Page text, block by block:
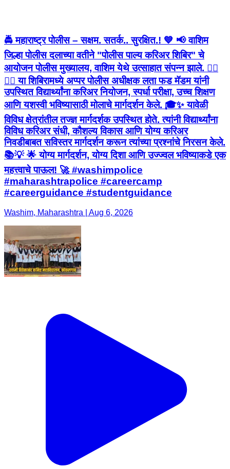
🚔 महाराष्ट्र पोलीस – सक्षम. सतर्क.. सुरक्षित.! 💙 📢 वाशिम
जिल्हा पोलीस दलाच्या वतीने "पोलीस पाल्य करिअर शिबिर" चे
आयोजन पोलीस मुख्यालय, वाशिम येथे उत्साहात संपन्न झाले. 👮‍♂️
👮‍♀️ या शिबिरामध्ये अप्पर पोलीस अधीक्षक लता फड मॅडम यांनी
उपस्थित विद्यार्थ्यांना करिअर नियोजन, स्पर्धा परीक्षा, उच्च शिक्षण
आणि यशस्वी भविष्यासाठी मोलाचे मार्गदर्शन केले. 🎓✨ यावेळी
विविध क्षेत्रांतील तज्ज्ञ मार्गदर्शक उपस्थित होते. त्यांनी विद्यार्थ्यांना
विविध करिअर संधी, कौशल्य विकास आणि योग्य करिअर
निवडीबाबत सविस्तर मार्गदर्शन करून त्यांच्या प्रश्नांचे निरसन केले.
📚💡 🌟 योग्य मार्गदर्शन, योग्य दिशा आणि उज्ज्वल भविष्याकडे एक
महत्त्वाचे पाऊल! 🚀 #washimpolice
#maharashtrapolice #careercamp
#careerguidance #studentguidance
Washim, Maharashtra | Aug 6, 2026